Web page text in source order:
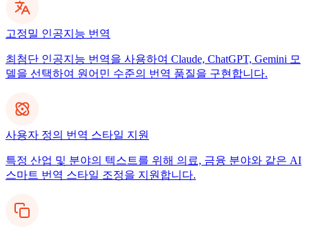
고정밀 인공지능 번역
최첨단 인공지능 번역을 사용하여 Claude, ChatGPT, Gemini 모
델을 선택하여 원어민 수준의 번역 품질을 구현합니다.
사용자 정의 번역 스타일 지원
특정 산업 및 분야의 텍스트를 위해 의료, 금융 분야와 같은 AI
스마트 번역 스타일 조정을 지원합니다.